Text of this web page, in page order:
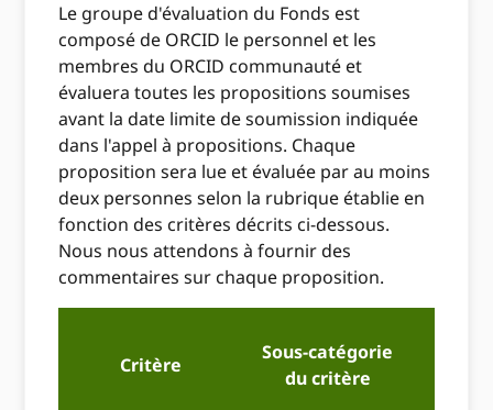
Le groupe d'évaluation du Fonds est
composé de ORCID le personnel et les
membres du ORCID communauté et
évaluera toutes les propositions soumises
avant la date limite de soumission indiquée
dans l'appel à propositions. Chaque
proposition sera lue et évaluée par au moins
deux personnes selon la rubrique établie en
fonction des critères décrits ci-dessous.
Nous nous attendons à fournir des
commentaires sur chaque proposition.
Critère
Sous-catégorie
du critère